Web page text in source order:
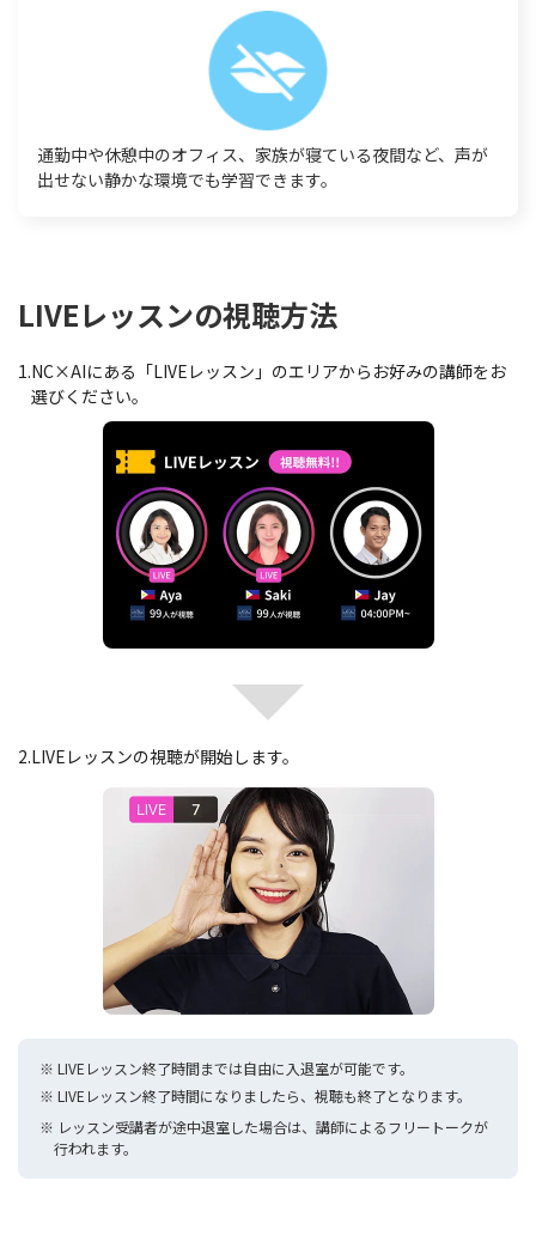
通勤中や休憩中のオフィス、家族が寝ている夜間など、声が
出せない静かな環境でも学習できます。
LIVEレッスンの視聴方法
1.NC×AIにある「LIVEレッスン」のエリアからお好みの講師をお
選びください。
2.LIVEレッスンの視聴が開始します。
※ LIVEレッスン終了時間までは自由に入退室が可能です。
※ LIVEレッスン終了時間になりましたら、視聴も終了となります。
※ レッスン受講者が途中退室した場合は、講師によるフリートークが
行われます。